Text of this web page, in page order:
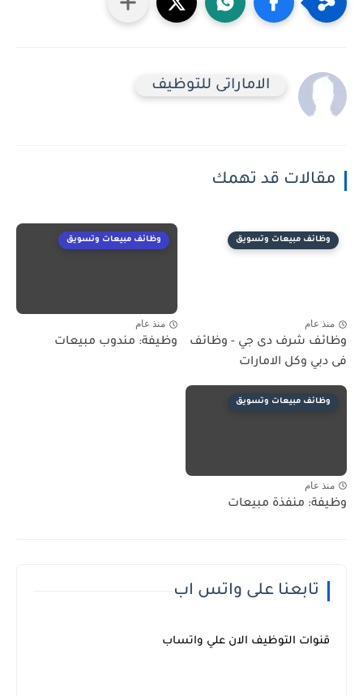
الاماراتى للتوظيف
مقالات قد تهمك
وظائف مبيعات وتسويق
منذ عام
وظائف شرف دى جي - وظائف
فى دبي وكل الامارات
وظائف مبيعات وتسويق
منذ عام
وظيفة: مندوب مبيعات
وظائف مبيعات وتسويق
منذ عام
وظيفة: منفذة مبيعات
تابعنا على واتس اب
قنوات التوظيف الان علي واتساب